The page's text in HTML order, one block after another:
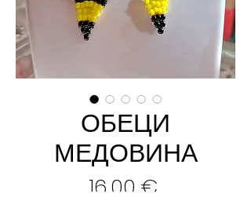
ОБЕЦИ
МЕДОВИНА
16,00 €